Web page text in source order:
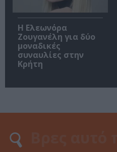
Η Ελεωνόρα
Ζουγανέλη για δύο
μοναδικές
συναυλίες στην
Κρήτη